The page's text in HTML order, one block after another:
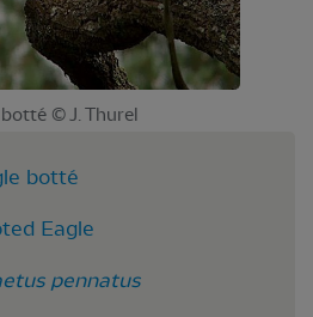
© J. Thurel
botté
Eagle
pennatus